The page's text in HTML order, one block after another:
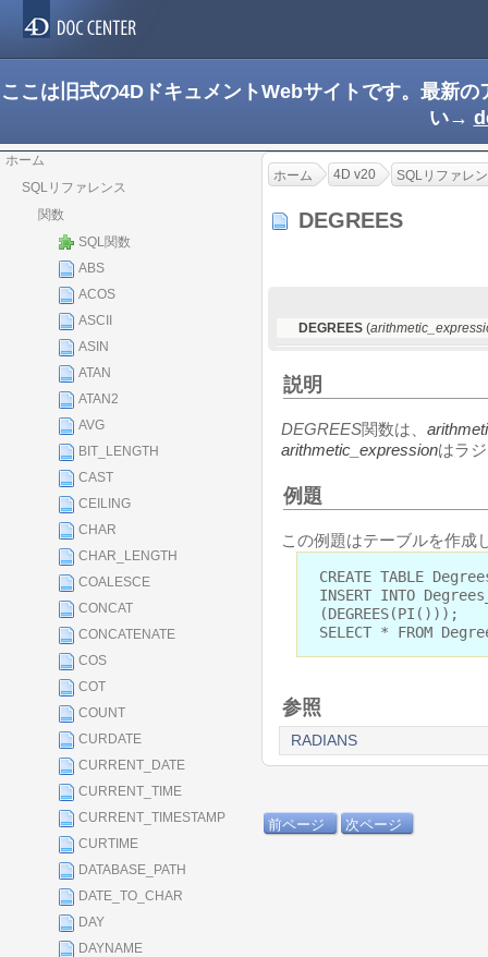
ここは旧式の4DドキュメントWebサイトです。最新
い→
ホーム
SQLリファレンス
関数
SQL関数
ABS
ACOS
ASCII
ASIN
ATAN
ATAN2
AVG
BIT_LENGTH
CAST
CEILING
CHAR
CHAR_LENGTH
COALESCE
CONCAT
CONCATENATE
COS
COT
COUNT
CURDATE
CURRENT_DATE
CURRENT_TIME
CURRENT_TIMESTAMP
CURTIME
DATABASE_PATH
DATE_TO_CHAR
DAY
DAYNAME
ホーム 4D v20 SQLリファレ
DEGREES
DEGREES (
説明
DEGREES関数は、
arithmetic_expressionはラ
例題
この例題はテーブルを作成
CREATE TABLE
INSERT INTO
(DEGREES(PI()));
SELECT * FROM
参照
RADIANS
前ページ 次ページ